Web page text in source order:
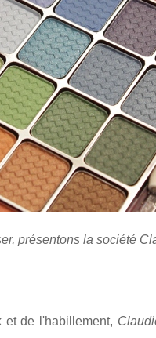
présentons la société
et de l'habillement,